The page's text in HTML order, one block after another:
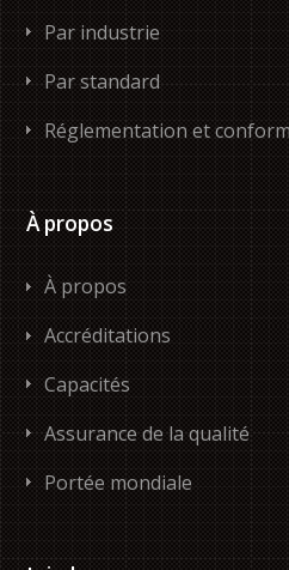
Par industrie
Par standard
Réglementation et
À propos
À propos
Accréditations
Capacités
Assurance de la qualité
Portée mondiale